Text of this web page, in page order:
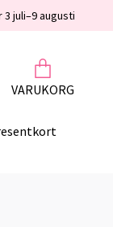
juli–9 augusti
VARUKORG